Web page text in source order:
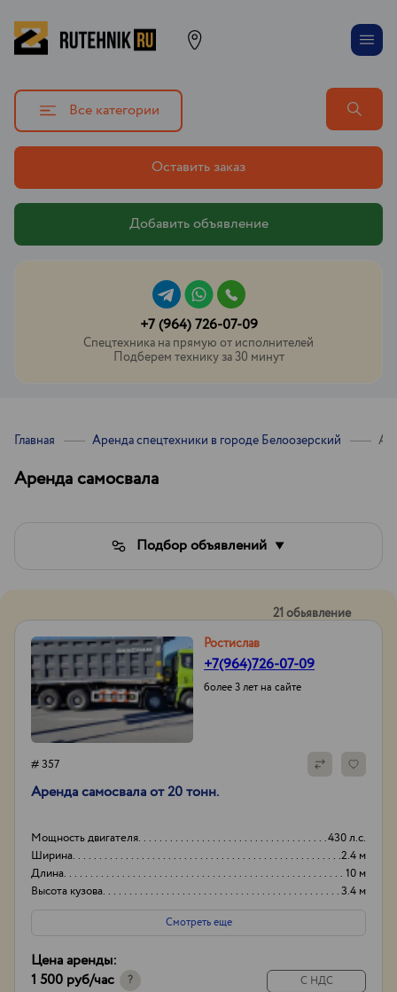
Все категории
Оставить заказ
Добавить объявление
+7 (964) 726-07-09
Спецтехника на прямую от исполнителей
Подберем технику за 30 минут
Главная Аренда спецтехники в городе Белоозерский
Аренда самосвала
Подбор объявлений
21 обьявление
Ростислав
+7(964)726-07-09
более 3 лет на сайте
# 357
Аренда самосвала от 20 тонн.
Мощность двигателя
430 л.с.
Ширина
2.4 м
Длина
10 м
Высота кузова
3.4 м
Смотреть еще
Цена аренды:
1 500 руб/час ? С НДС